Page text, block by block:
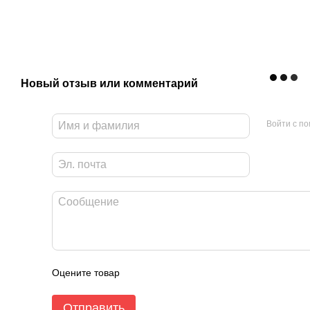
Новый отзыв или комментарий
Войти с
Оцените товар